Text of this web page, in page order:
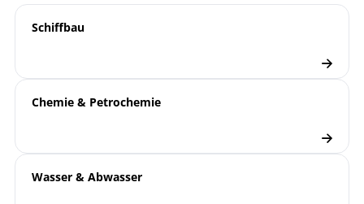
Druckmesstechnik
Schiffbau
Chemie & Petrochemie
Wasser & Abwasser